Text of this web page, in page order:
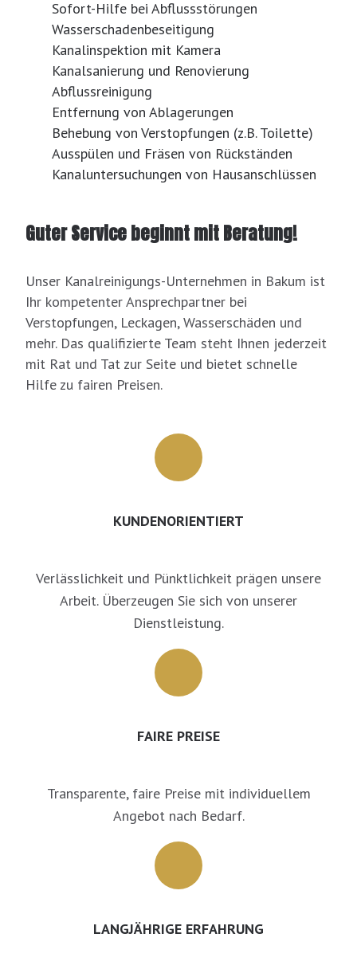
Sofort-Hilfe bei Abflussstörungen
Wasserschadenbeseitigung
Kanalinspektion mit Kamera
Kanalsanierung und Renovierung
Abflussreinigung
Entfernung von Ablagerungen
Behebung von Verstopfungen (z.B. Toilette)
Ausspülen und Fräsen von Rückständen
Kanaluntersuchungen von Hausanschlüssen
Guter Service beginnt mit Beratung!
Unser Kanalreinigungs-Unternehmen in Bakum ist
Ihr kompetenter Ansprechpartner bei
Verstopfungen, Leckagen, Wasserschäden und
mehr. Das qualifizierte Team steht Ihnen jederzeit
mit Rat und Tat zur Seite und bietet schnelle
Hilfe zu fairen Preisen.
KUNDENORIENTIERT
Verlässlichkeit und Pünktlichkeit prägen unsere
Arbeit. Überzeugen Sie sich von unserer
Dienstleistung.
FAIRE PREISE
Transparente, faire Preise mit individuellem
Angebot nach Bedarf.
LANGJÄHRIGE ERFAHRUNG